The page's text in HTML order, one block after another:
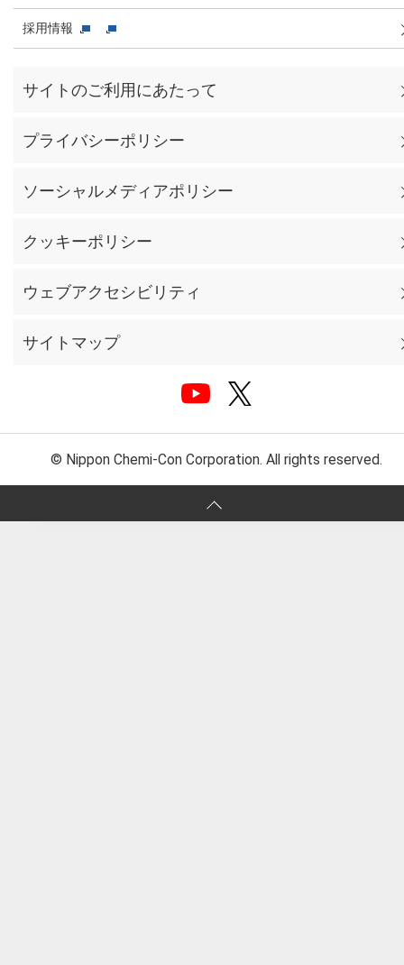
採用情報
サイトのご利用にあたって
プライバシーポリシー
ソーシャルメディアポリシー
クッキーポリシー
ウェブアクセシビリティ
サイトマップ
© Nippon Chemi-Con Corporation. All rights reserved.